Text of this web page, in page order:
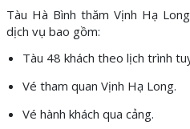
Tàu Hà Bình thăm Vịnh Hạ
dịch vụ bao gồm:
Tàu 48 khách theo lịch trình
Vé tham quan Vịnh Hạ Long.
Vé hành khách qua cảng.